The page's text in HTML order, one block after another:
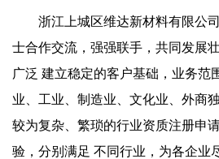
浙江上城区维达新材料有限公
士合作交流，强强联手，共同发展
广泛 建立稳定的客户基础，业务范
业、工业、制造业、文化业、外商
较为复杂、繁琐的行业资质注册申
验，分别满足 不同行业，为各企业